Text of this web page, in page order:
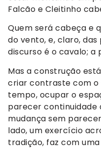
Falcão e Cleitinho
Quem será cabeça e
do vento, e, claro, das
discurso é o cavalo; a
Mas a construção
criar contraste com o
tempo, ocupar o
parecer continuidade
mudança sem
lado, um exercício
tradição, faz com